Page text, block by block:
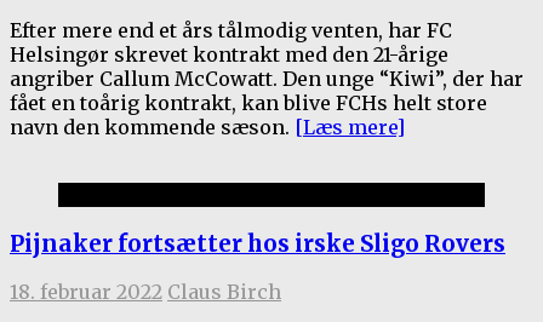
Efter mere end et års tålmodig venten, har FC
Helsingør skrevet kontrakt med den 21-årige
angriber Callum McCowatt. Den unge “Kiwi”, der har
fået en toårig kontrakt, kan blive FCHs helt store
navn den kommende sæson. [Læs mere]
Pijnaker fortsætter hos irske Sligo Rovers
18. februar 2022 Claus Birch